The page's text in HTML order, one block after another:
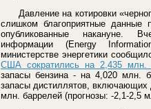
Давление на котировки
слишком благоприятные
опубликованные накануне.
информации (Energy
министерстве энергетики
США сократились на 2,435 млн.
запасы бензина - на 4,020 млн.
запасы дистиллятов, включающих
млн. баррелей (прогнозы: -2,1-2,5